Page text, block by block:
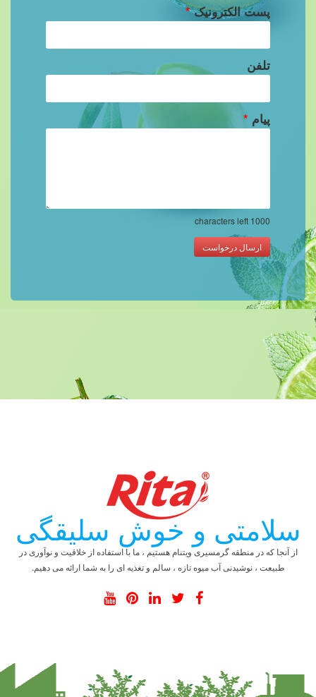
پست الکترونیک*
تلفن
پیام *
1000
ارسال درخواست
سلامتی و خوش سلیقگی
از آنجا که در منطقه گرمسیری ویتنام هستیم ، ما با استفاده از خلاقیت و نوآوری در
طبیعت ، نوشیدنی آب میوه تازه ، سالم و تغذیه ای را به شما ارائه می دهیم.